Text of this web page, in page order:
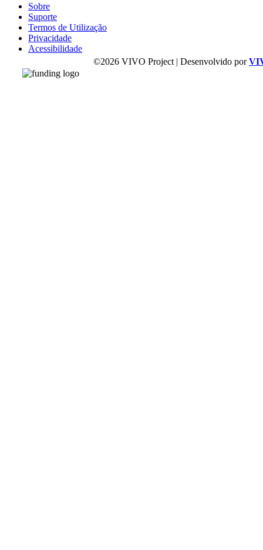
Sobre
Suporte
Termos de Utilização
Privacidade
Acessibilidade
©2026 VIVO Project | Desenvolvido por